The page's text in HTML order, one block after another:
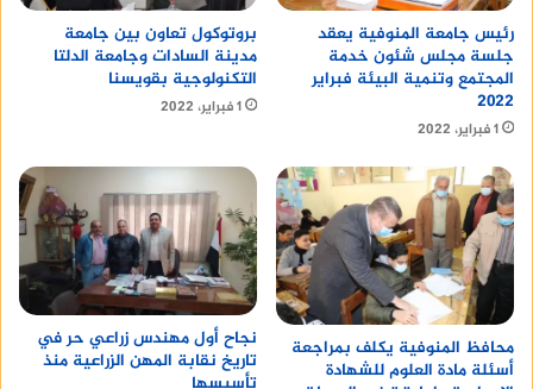
رئيس جامعة المنوفية يعقد
جلسة مجلس شئون خدمة
المجتمع وتنمية البيئة فبراير
٢٠٢٢
1 فبراير، 2022
بروتوكول تعاون بين جامعة
مدينة السادات وجامعة الدلتا
التكنولوجية بقويسنا
1 فبراير، 2022
محافظ المنوفية يكلف بمراجعة
أسئلة مادة العلوم للشهادة
نجاح أول مهندس زراعي حر في
تاريخ نقابة المهن الزراعية منذ